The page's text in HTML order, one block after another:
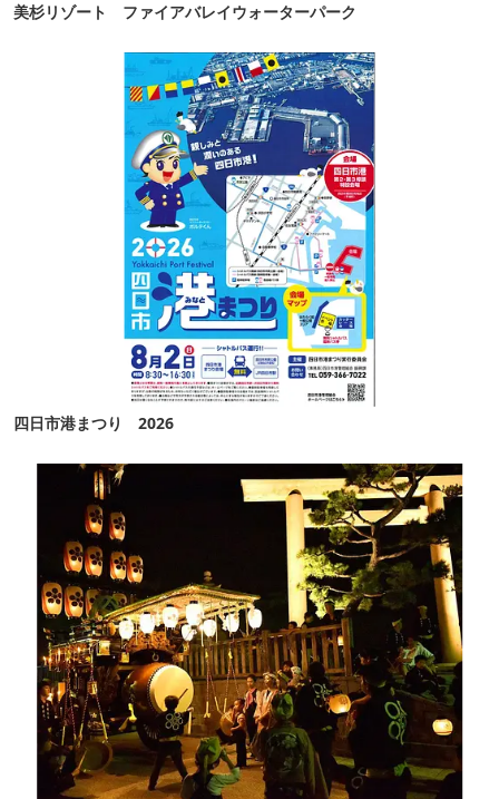
美杉リゾート ファイアバレイウォーターパーク
四日市港まつり 2026